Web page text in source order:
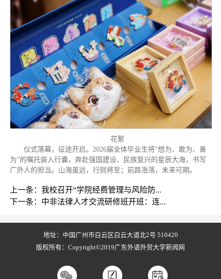
花絮
仪式落幕，征途开启。2026届全体毕业生将“想为、敢为、善
为”的嘱托装入行囊，奔赴强国建设、民族复兴的星辰大海，书写
广外人的担当。山海虽远，行则将至；前路浩荡，未来可期。
上一条：我校召开“学院经费管理与风险防...
下一条：中非法律人才交流研修班开班：连...
地址：中国广州市白云区白云大道北2号 510420
版权所有：Copyright©2019广东外语外贸大学新闻网